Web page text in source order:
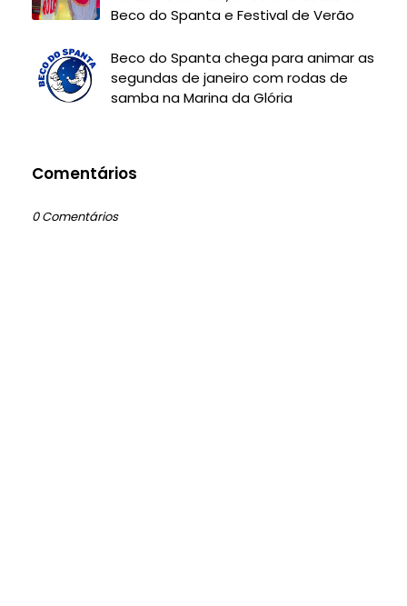
Beco do Spanta e Festival de Verão
Beco do Spanta chega para animar as
segundas de janeiro com rodas de
samba na Marina da Glória
Comentários
0 Comentários